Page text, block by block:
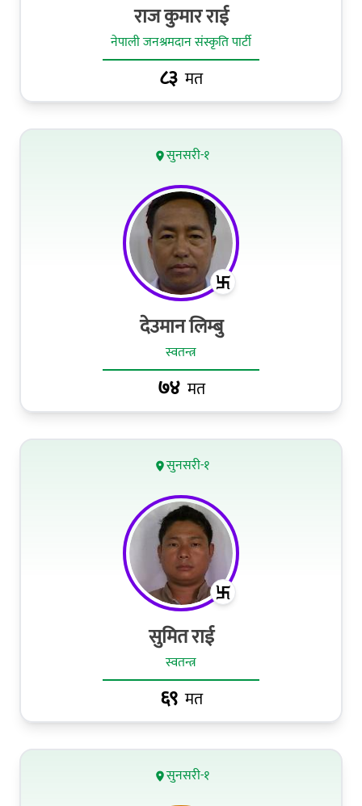
राज कुमार राई
नेपाली जनश्रमदान संस्कृति पार्टी
८३ मत
सुनसरी-१
देउमान लिम्बु
स्वतन्त्र
७४ मत
सुनसरी-१
सुमित राई
स्वतन्त्र
६९ मत
सुनसरी-१